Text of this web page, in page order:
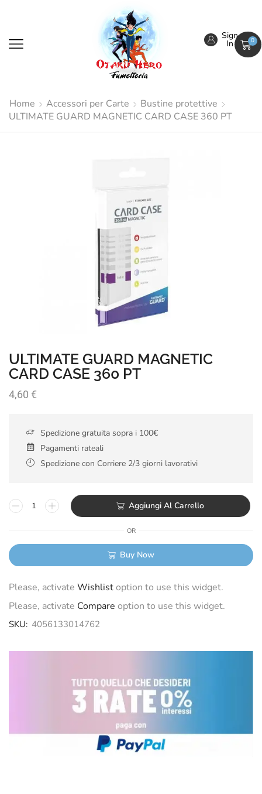
Sign
In 0
Home Accessori per Carte
Bustine protettive
ULTIMATE GUARD MAGNETIC CARD CASE 360 PT
ULTIMATE GUARD MAGNETIC
CARD CASE 360 PT
4,60 €
Spedizione gratuita sopra i 100€
Pagamenti rateali
Spedizione con Corriere 2/3 giorni lavorativi
Aggiungi Al Carrello
OR
Buy Now
Please, activate Wishlistoption to use this widget.
Please, activate Compare option to use this widget.
SKU: 4056133014762